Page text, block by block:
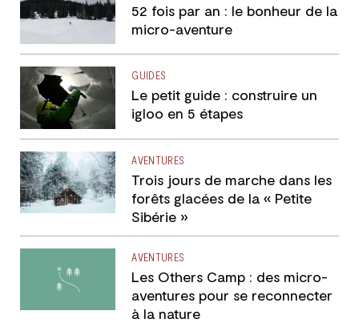
52 fois par an : le bonheur de la
micro-aventure
GUIDES
Le petit guide : construire un
igloo en 5 étapes
AVENTURES
Trois jours de marche dans les
forêts glacées de la « Petite
Sibérie »
AVENTURES
Les Others Camp : des micro-
aventures pour se reconnecter
à la nature